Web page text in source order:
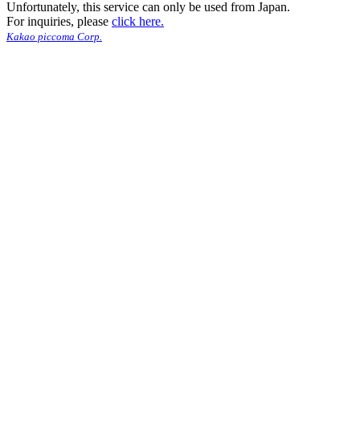
Unfortunately, this service can only be used from Japan.
For inquiries, please click here.
Kakao piccoma Corp.